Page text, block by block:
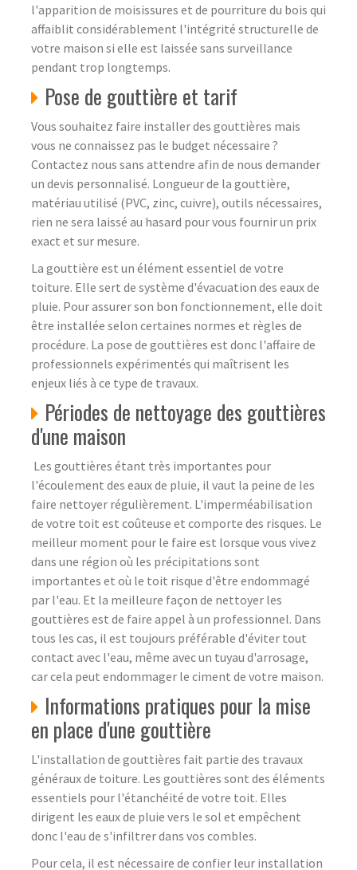
l'apparition de moisissures et de pourriture du bois qui
affaiblit considérablement l'intégrité structurelle de
votre maison si elle est laissée sans surveillance
pendant trop longtemps.
Pose de gouttière et tarif
Vous souhaitez faire installer des gouttières mais
vous ne connaissez pas le budget nécessaire ?
Contactez nous sans attendre afin de nous demander
un devis personnalisé. Longueur de la gouttière,
matériau utilisé (PVC, zinc, cuivre), outils nécessaires,
rien ne sera laissé au hasard pour vous fournir un prix
exact et sur mesure.
La gouttière est un élément essentiel de votre
toiture. Elle sert de système d'évacuation des eaux de
pluie. Pour assurer son bon fonctionnement, elle doit
être installée selon certaines normes et règles de
procédure. La pose de gouttières est donc l'affaire de
professionnels expérimentés qui maîtrisent les
enjeux liés à ce type de travaux.
Périodes de nettoyage des gouttières
d'une maison
Les gouttières étant très importantes pour
l'écoulement des eaux de pluie, il vaut la peine de les
faire nettoyer régulièrement. L'imperméabilisation
de votre toit est coûteuse et comporte des risques. Le
meilleur moment pour le faire est lorsque vous vivez
dans une région où les précipitations sont
importantes et où le toit risque d'être endommagé
par l'eau. Et la meilleure façon de nettoyer les
gouttières est de faire appel à un professionnel. Dans
tous les cas, il est toujours préférable d'éviter tout
contact avec l'eau, même avec un tuyau d'arrosage,
car cela peut endommager le ciment de votre maison.
Informations pratiques pour la mise
en place d'une gouttière
L'installation de gouttières fait partie des travaux
généraux de toiture. Les gouttières sont des éléments
essentiels pour l'étanchéité de votre toit. Elles
dirigent les eaux de pluie vers le sol et empêchent
donc l'eau de s'infiltrer dans vos combles.
Pour cela, il est nécessaire de confier leur installation